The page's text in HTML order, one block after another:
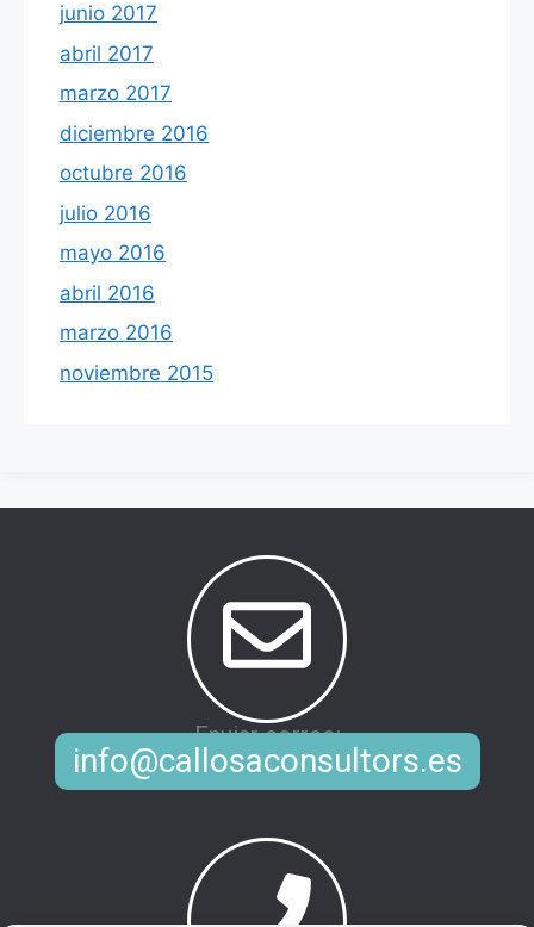
junio 2017
abril 2017
marzo 2017
diciembre 2016
octubre 2016
julio 2016
mayo 2016
abril 2016
marzo 2016
noviembre 2015
Enviar correo:
info@callosaconsultors.es